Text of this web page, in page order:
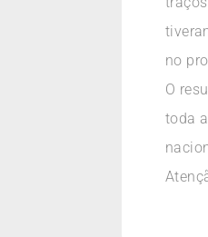
no
O
toda